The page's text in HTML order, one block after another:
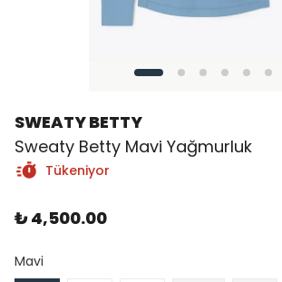
SWEATY BETTY
Sweaty Betty Mavi Yağmurluk
Tükeniyor
₺ 4,500.00
Mavi